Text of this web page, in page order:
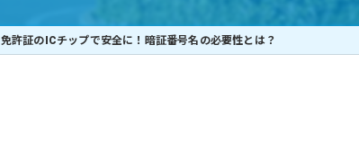
免許証のICチップで安全に！暗証番号名の必要性とは？